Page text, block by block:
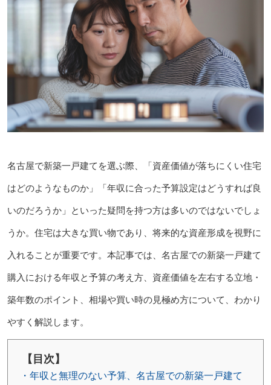
名古屋で新築一戸建てを選ぶ際、「資産価値が落ちにくい住宅
はどのようなものか」「年収に合った予算設定はどうすれば良
いのだろうか」といった疑問を持つ方は多いのではないでしょ
うか。住宅は大きな買い物であり、将来的な資産形成を視野に
入れることが重要です。本記事では、名古屋での新築一戸建て
購入における年収と予算の考え方、資産価値を左右する立地・
築年数のポイント、相場や買い時の見極め方について、わかり
やすく解説します。
【目次】
・年収と無理のない予算、名古屋での新築一戸建て